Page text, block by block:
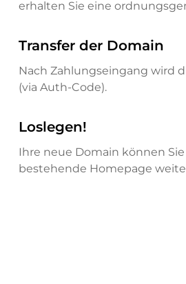
erhalten Sie eine
Transfer der Domain
Nach Zahlungseingang wird
(via Auth-Code).
Loslegen!
Ihre neue Domain können
bestehende Homepage